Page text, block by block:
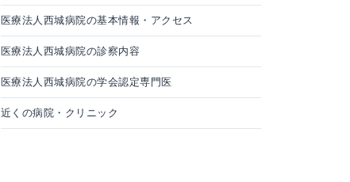
医療法人西城病院の基本情報・アクセス
医療法人西城病院の診察内容
医療法人西城病院の学会認定専門医
近くの病院・クリニック